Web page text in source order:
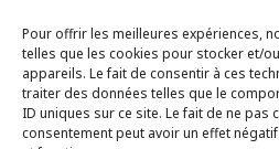
Pour offrir les meilleures expériences,
telles que les cookies pour stocker et/
appareils. Le fait de consentir à ces
traiter des données telles que le
ID uniques sur ce site. Le fait de ne
consentement peut avoir un effet
Once you’ve found the vehicle
our team will set to work
behalf. Thanks to our negotiating
knowledge of the automotive
best possible terms for our